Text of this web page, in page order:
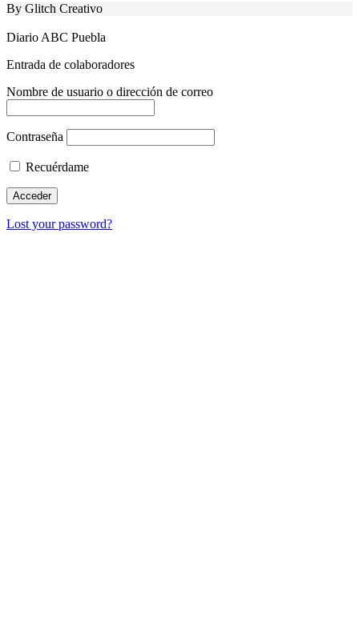
By Glitch Creativo
Diario ABC Puebla
Entrada de colaboradores
Nombre de usuario o dirección de correo
Contraseña
Recuérdame
Lost your password?